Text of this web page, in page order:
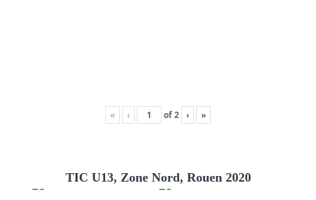
« ‹ of2 › »
TIC U13, Zone Nord, Rouen 2020